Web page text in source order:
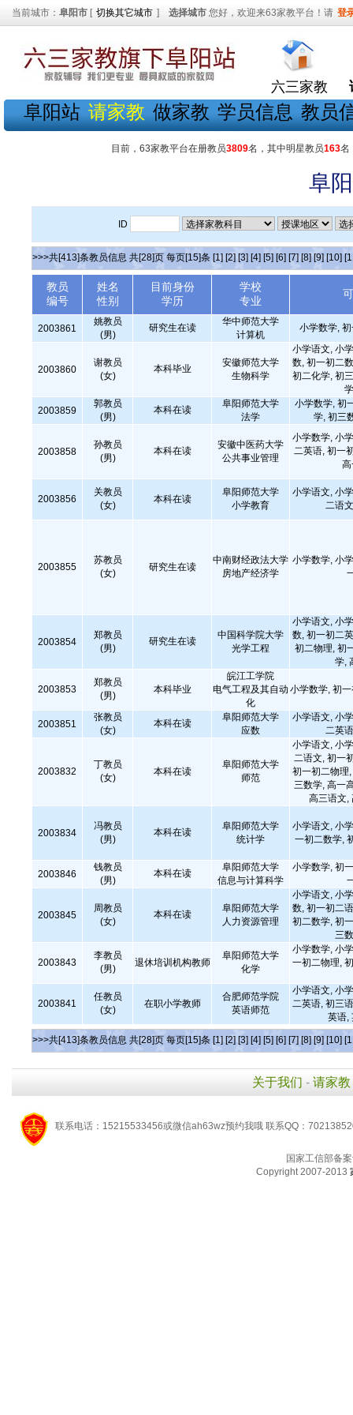
当前城市： 阜阳市 [ 切换其它城市 ] 选择城市 您好，欢迎来63家教平台！请 登
六三家教
阜阳站 请家教 做家教 学员信息 教员
目前，63家教平台在册教员3809名，其中明星教员163名
阜
ID
>>>共[413]条教员信息 共[28]页 每页[15]条 [1] [2] [3] [4] [5] [6] [7] [8] [9] [10]
教员
编号
姓名
性别
目前身份
学历
学校
专业
2003861
姚教员
(男)
研究生在读
华中师范大学
计算机
小学数学,
2003860
谢教员
(女)
本科毕业
安徽师范大学
生物科学
小学语文, 小
数, 初一初二
初二化学, 初
2003859
郭教员
(男)
本科在读
阜阳师范大学
法学
小学数学, 初
学, 初三
2003858
孙教员
(男)
本科在读
安徽中医药大学
公共事业管理
小学数学, 小
二英语, 初一
2003856
关教员
(女)
本科在读
阜阳师范大学
小学教育
小学语文, 小
二语
2003855
苏教员
(女)
研究生在读
中南财经政法大学
房地产经济学
小学数学, 小
2003854
郑教员
(男)
研究生在读
中国科学院大学
光学工程
小学语文, 小
数, 初一初二
初二物理, 初
学,
2003853
郑教员
(男)
本科毕业
皖江工学院
电气工程及其自动
化
小学数学, 初
2003851
张教员
(女)
本科在读
阜阳师范大学
应数
小学语文, 小
二英
2003832
丁教员
(女)
本科在读
阜阳师范大学
师范
小学语文, 小
二语文, 初一
初一初二物理
三数学, 高一
高三语文,
2003834
冯教员
(男)
本科在读
阜阳师范大学
统计学
小学语文, 小
一初二数学,
2003846
钱教员
(男)
本科在读
阜阳师范大学
信息与计算科学
小学数学, 初
2003845
周教员
(女)
本科在读
阜阳师范大学
人力资源管理
小学语文, 小
数, 初一初二
初二数学, 初
三
2003843
李教员
(男)
退休培训机构教师
阜阳师范大学
化学
小学数学, 小
一初二物理,
2003841
任教员
(女)
在职小学教师
合肥师范学院
英语师范
小学语文, 小
二英语, 初三
英语,
>>>共[413]条教员信息 共[28]页 每页[15]条 [1] [2] [3] [4] [5] [6] [7] [8] [9] [10]
关于我们 - 请家教
联系电话：15215533456或微信ah63wz预约我哦 联系QQ：
国家工信部备
Copyright 2007-2013